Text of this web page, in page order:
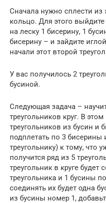
Сначала нужно сплести из
кольцо. Для этого
на леску 1 бисерину, 1
бисерину – и зайдите
начали этот второй
У вас получилось 2
бусиной.
Следующая задача –
треугольников круг. В
треугольников из бусин и
подплетать по 3 бисерины
треугольнику) к тому, что
получится ряд из 5
треугольник в круге будет
треугольника и 1 бусины
соединять их будет одна
из бусины номер 1,